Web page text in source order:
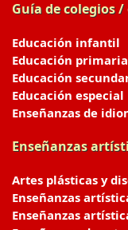
Guía de colegios /
Educación infantil
Educación primaria
Educación
Educación especial
Enseñanzas de
Enseñanzas
Artes plásticas y
Enseñanzas
Enseñanzas